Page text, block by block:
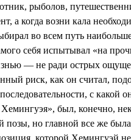
рыболов,
а когда возни кала
во всем путь
себя испытывал «на
— не ради острых
риск, как он считал,
с какой
был, конечно,
позы, но главной все же
которой Хемингуэй